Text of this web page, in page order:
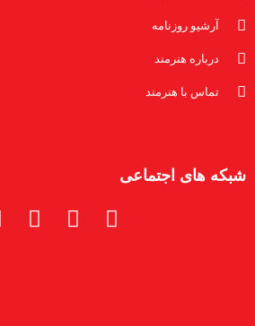
آرشیو روزنامه
درباره هنرمند
تماس با هنرمند
شبکه های اجتماعی